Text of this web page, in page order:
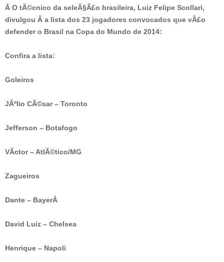
Â O tÃ©cnico da seleÃ§Ã£o brasileira, Luiz Felipe Scollari,
divulgou Â a lista dos 23 jogadores convocados que vÃ£o
defender o Brasil na Copa do Mundo de 2014:
Confira a lista:
Goleiros
JÃºlio CÃ©sar – Toronto
Jefferson – Botafogo
VÃ­ctor – AtlÃ©tico/MG
Zagueiros
Dante – BayerÂ
David Luiz – Chelsea
Henrique – Napoli